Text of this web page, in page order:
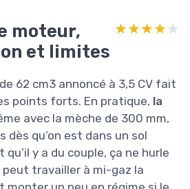
moteur,
et limites
★★★★★
★★★★★
62 cm3 annoncé à 3,5 CV fait
points forts. En pratique, la
avec la mèche de 300 mm,
dès qu’on est dans un sol
qu’il y a du couple, ça ne hurle
peut travailler à mi-gaz la